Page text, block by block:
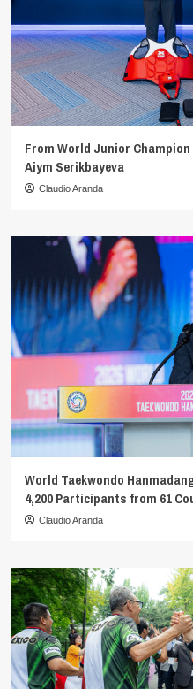
From World Junior Champion
Aiym Serikbayeva
Claudio Aranda
World Taekwondo
4,200 Participants from 61
Claudio Aranda